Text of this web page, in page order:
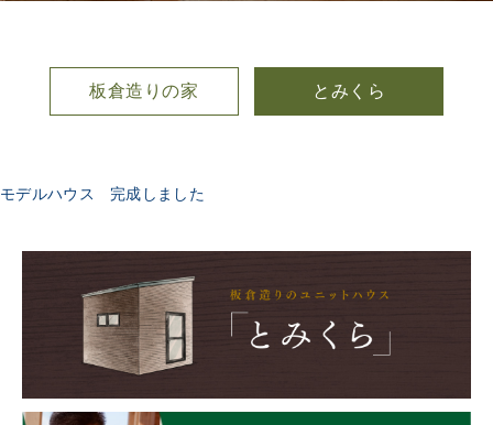
板倉造りの家 とみくら
モデルハウス 完成しました